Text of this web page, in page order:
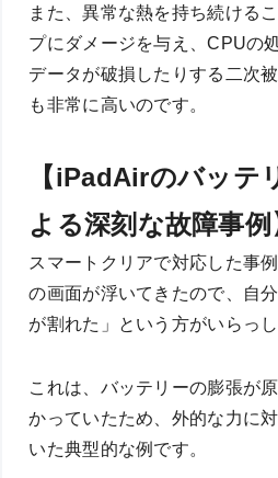
また、異常な熱を持ち続ける
プにダメージを与え、CPUの
データが破損したりする二次
も非常に高いのです。
【iPadAirのバッテ
よる深刻な故障事例
スマートクリアで対応した事
の画面が浮いてきたので、自
が割れた」という方がいらっし
これは、バッテリーの膨張が
かっていたため、外的な力に
いた典型的な例です。